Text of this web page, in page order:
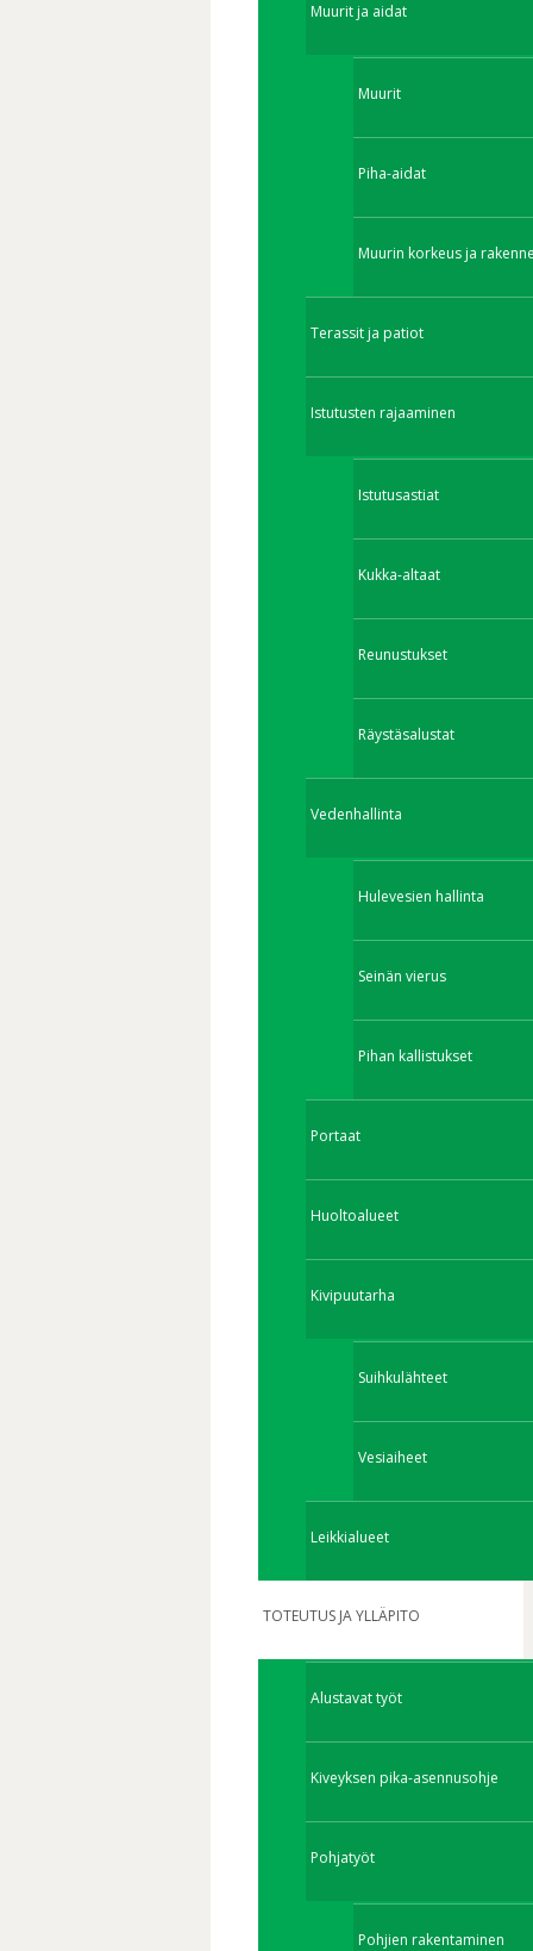
Muurit ja aidat
Muurit
Piha-aidat
Muurin korkeus ja
Terassit ja patiot
Istutusten rajaaminen
Istutusastiat
Kukka-altaat
Reunustukset
Räystäsalustat
Vedenhallinta
Hulevesien hallinta
Seinän vierus
Pihan kallistukset
Portaat
Huoltoalueet
Kivipuutarha
Suihkulähteet
Vesiaiheet
Leikkialueet
TOTEUTUS JA YLLÄPITO
Alustavat työt
Kiveyksen pika-asennusohje
Pohjatyöt
Pohjien rakentaminen